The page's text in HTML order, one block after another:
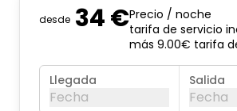
desde 34 €Precio / noche
tarifa de servicio
más 9.00€ tarifa
Llegada
Fecha
Salida
Fecha